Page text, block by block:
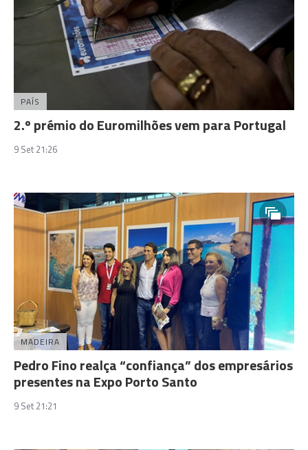
PAÍS
2.º prémio do Euromilhões vem para Portugal
9 Set 21:26
MADEIRA
Pedro Fino realça “confiança” dos empresários
presentes na Expo Porto Santo
9 Set 21:21